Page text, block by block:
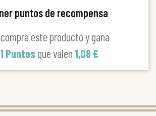
puntos de recompensa
compra este producto y gana
Puntos que valen 1,08 €